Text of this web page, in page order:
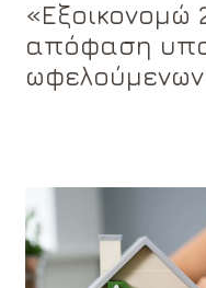
«Εξοικονομώ
απόφαση
ωφελούμενων